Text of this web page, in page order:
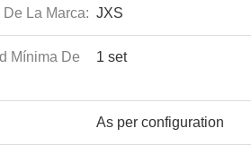
De La Marca: JXS
Mínima De
1 set
As per configuration